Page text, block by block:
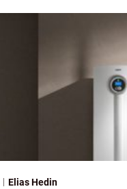
Elias Hedin